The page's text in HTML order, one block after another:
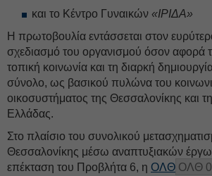
και το Κέντρο Γυναικών «ΙΡΙΔΑ»
Η πρωτοβουλία εντάσσεται στον
σχεδιασμό του οργανισμού όσον αφορά
τοπική κοινωνία και τη διαρκή
σύνολο, ως βασικού πυλώνα του
οικοσυστήματος της Θεσσαλονίκης και
Ελλάδας.
Στο πλαίσιο του συνολικού
Θεσσαλονίκης μέσω αναπτυξιακών
επέκταση του Προβλήτα 6, η ΟΛΘ ΟΛΘ